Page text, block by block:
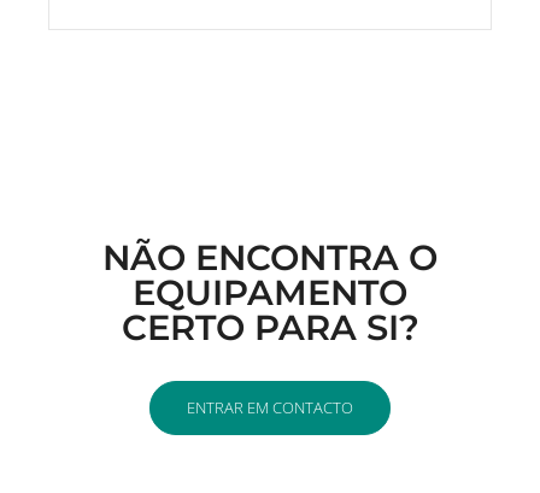
NÃO ENCONTRA O
EQUIPAMENTO
CERTO PARA SI?
ENTRAR EM CONTACTO